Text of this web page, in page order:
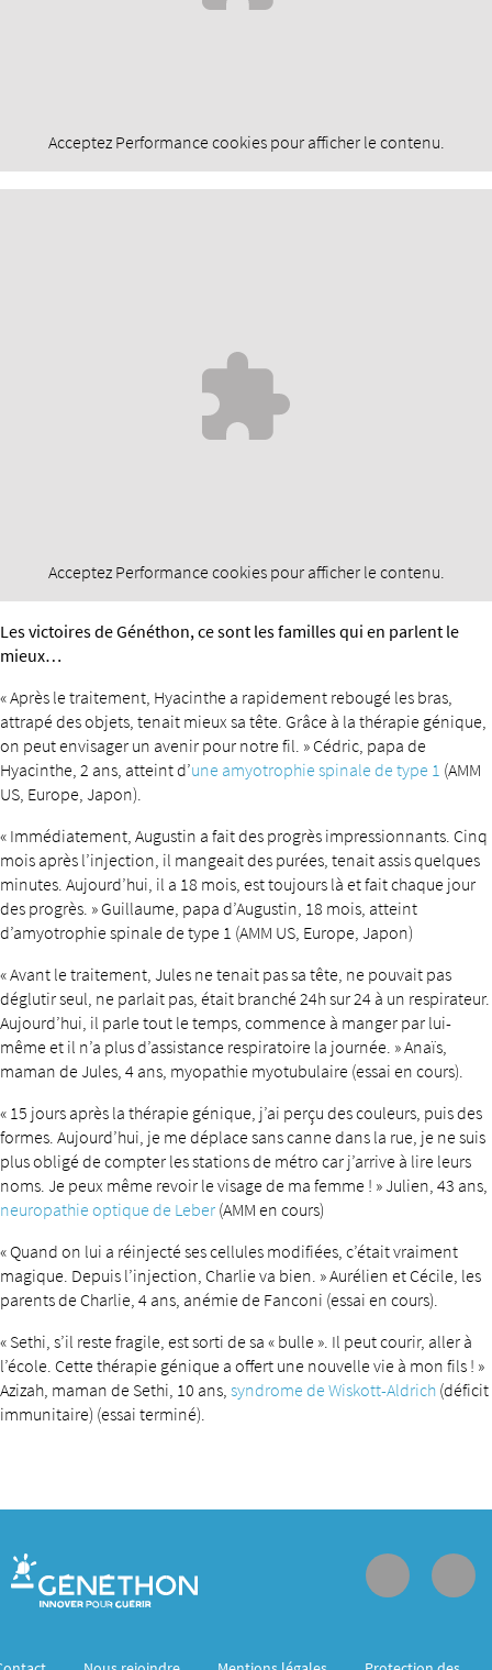
Acceptez Performancecookies pour afficher le contenu.
Acceptez Performancecookies pour afficher le contenu.
Les victoires de Généthon, ce sont les familles qui en parlent le
mieux…
« Après le traitement, Hyacinthe a rapidement rebougé les bras,
attrapé des objets, tenait mieux sa tête. Grâce à la thérapie génique,
on peut envisager un avenir pour notre fil. » Cédric, papa de
Hyacinthe, 2 ans, atteint d’une amyotrophie spinale de type 1 (AMM
US, Europe, Japon).
« Immédiatement, Augustin a fait des progrès impressionnants. Cinq
mois après l’injection, il mangeait des purées, tenait assis quelques
minutes. Aujourd’hui, il a 18 mois, est toujours là et fait chaque jour
des progrès. » Guillaume, papa d’Augustin, 18 mois, atteint
d’amyotrophie spinale de type 1 (AMM US, Europe, Japon)
« Avant le traitement, Jules ne tenait pas sa tête, ne pouvait pas
déglutir seul, ne parlait pas, était branché 24h sur 24 à un respirateur.
Aujourd’hui, il parle tout le temps, commence à manger par lui-
même et il n’a plus d’assistance respiratoire la journée. » Anaïs,
maman de Jules, 4 ans, myopathie myotubulaire (essai en cours).
« 15 jours après la thérapie génique, j’ai perçu des couleurs, puis des
formes. Aujourd’hui, je me déplace sans canne dans la rue, je ne suis
plus obligé de compter les stations de métro car j’arrive à lire leurs
noms. Je peux même revoir le visage de ma femme ! » Julien, 43 ans,
neuropathie optique de Leber (AMM en cours)
« Quand on lui a réinjecté ses cellules modifiées, c’était vraiment
magique. Depuis l’injection, Charlie va bien. » Aurélien et Cécile, les
parents de Charlie, 4 ans, anémie de Fanconi (essai en cours).
« Sethi, s’il reste fragile, est sorti de sa « bulle ». Il peut courir, aller à
l’école. Cette thérapie génique a offert une nouvelle vie à mon fils ! »
Azizah, maman de Sethi, 10 ans, syndrome de Wiskott-Aldrich (déficit
immunitaire) (essai terminé).